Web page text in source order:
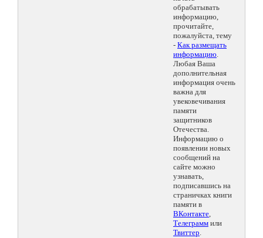
обрабатывать
информацию,
прочитайте,
пожалуйста, тему
- Как размещать
информацию.
Любая Ваша
дополнительная
информация очень
важна для
увековечивания
памяти
защитников
Отечества.
Информацию о
появлении новых
сообщений на
сайте можно
узнавать,
подписавшись на
страничках книги
памяти в
ВКонтакте,
Телеграмм или
Твиттер.